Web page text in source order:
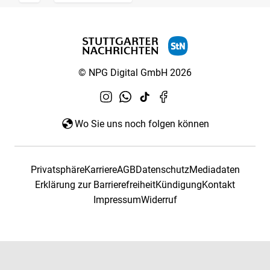
© NPG Digital GmbH 2026
Wo Sie uns noch folgen können
PrivatsphäreKarriereAGBDatenschutzMediadaten
Erklärung zur BarrierefreiheitKündigungKontakt
ImpressumWiderruf